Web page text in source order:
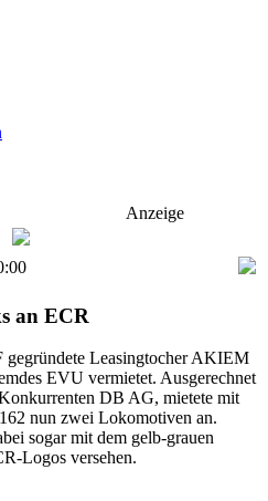
Anzeige
an ECR
gegründete Leasingtocher AKIEM
EVU vermietet. Ausgerechnet
DB AG, mietete mit
nun zwei Lokomotiven an.
sogar mit dem gelb-grauen
Logos versehen.